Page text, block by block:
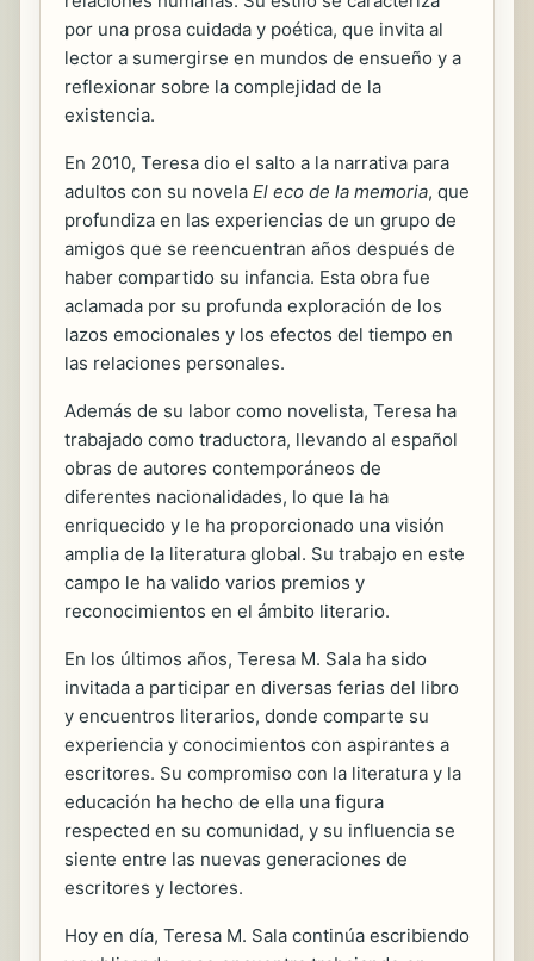
por una prosa cuidada y poética, que invita al
lector a sumergirse en mundos de ensueño y a
reflexionar sobre la complejidad de la
existencia.
En 2010, Teresa dio el salto a la narrativa para
adultos con su novela El eco de la memoria, que
profundiza en las experiencias de un grupo de
amigos que se reencuentran años después de
haber compartido su infancia. Esta obra fue
aclamada por su profunda exploración de los
lazos emocionales y los efectos del tiempo en
las relaciones personales.
Además de su labor como novelista, Teresa ha
trabajado como traductora, llevando al español
obras de autores contemporáneos de
diferentes nacionalidades, lo que la ha
enriquecido y le ha proporcionado una visión
amplia de la literatura global. Su trabajo en este
campo le ha valido varios premios y
reconocimientos en el ámbito literario.
En los últimos años, Teresa M. Sala ha sido
invitada a participar en diversas ferias del libro
y encuentros literarios, donde comparte su
experiencia y conocimientos con aspirantes a
escritores. Su compromiso con la literatura y la
educación ha hecho de ella una figura
respected en su comunidad, y su influencia se
siente entre las nuevas generaciones de
escritores y lectores.
Hoy en día, Teresa M. Sala continúa escribiendo